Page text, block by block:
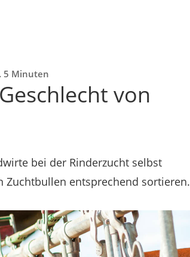
5 Minuten
von
bei der Rinderzucht selbst
Zuchtbullen entsprechend sortieren.